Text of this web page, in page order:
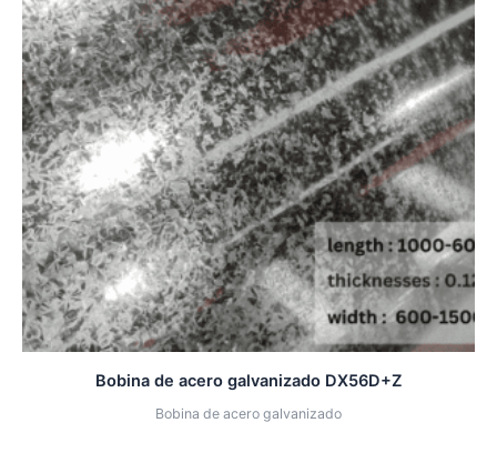
Bobina de acero galvanizado DX56D+Z
Bobina de acero galvanizado